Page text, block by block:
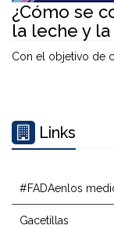
¿Cómo se
la leche y la
Con el objetivo de
Links
#FADAenlos
Gacetillas